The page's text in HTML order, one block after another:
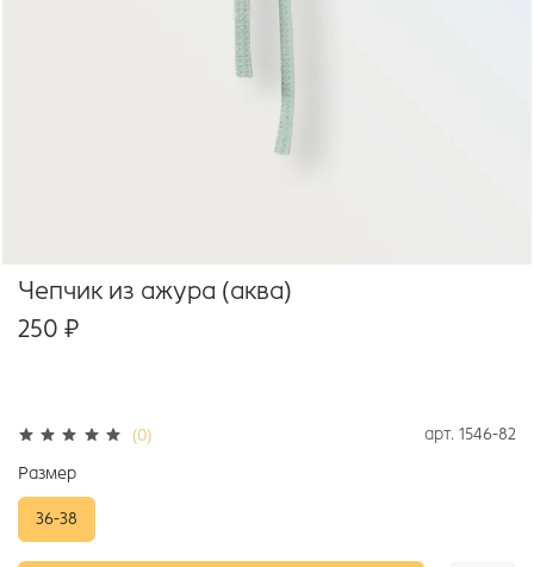
(0) арт. 1546-82
Чепчик из ажура (аква)
250 ₽
Размер
36-38